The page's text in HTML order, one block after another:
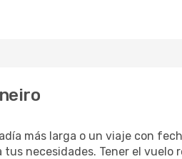
más larga o un viaje con
necesidades. Tener el